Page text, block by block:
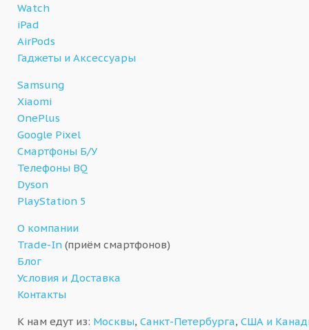
Watch
iPad
AirPods
Гаджеты и Аксессуары
Samsung
Xiaomi
OnePlus
Google Pixel
Смартфоны Б/У
Телефоны BQ
Dyson
PlayStation 5
О компании
Trade-In (приём смартфонов)
Блог
Условия и Доставка
Контакты
К нам едут из: Москвы, Санкт-Петербурга, США и